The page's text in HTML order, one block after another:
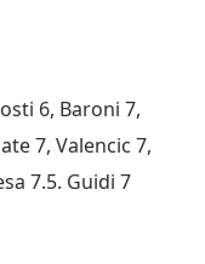
6, Baroni 7,
7, Valencic 7,
7.5. Guidi 7